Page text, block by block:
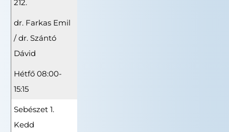
212.
dr. Farkas Emil
/ dr. Szántó
Dávid
Hétfő 08:00-
15:15
Sebészet 1.
Kedd